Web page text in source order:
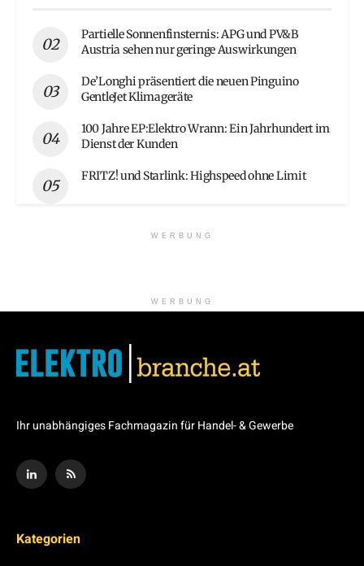
Partielle Sonnenfinsternis: APG und PV&B
Austria sehen nur geringe Auswirkungen
De’Longhi präsentiert die neuen Pinguino
GentleJet Klimageräte
100 Jahre EP:Elektro Wrann: Ein Jahrhundert im
Dienst der Kunden
FRITZ! und Starlink: Highspeed ohne Limit
WERBUNG
WERBUNG
Ihr unabhängiges Fachmagazin für Handel- & Gewerbe
Kategorien